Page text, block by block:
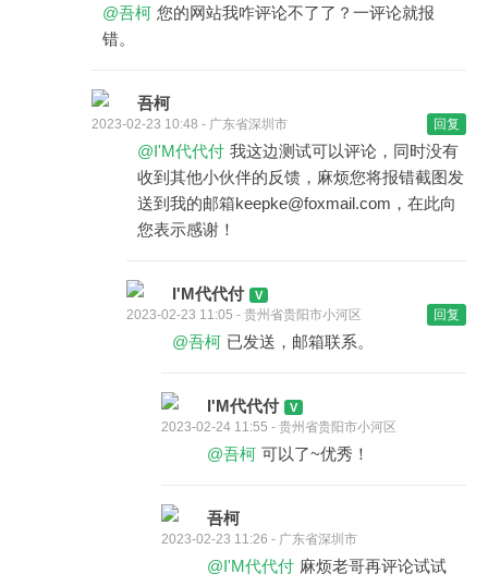
@吾柯 您的网站我咋评论不了了？一评论就报
错。
吾柯
2023-02-23 10:48 - 广东省深圳市 回复
@I'M代代付 我这边测试可以评论，同时没有
收到其他小伙伴的反馈，麻烦您将报错截图发
送到我的邮箱keepke@foxmail.com，在此向
您表示感谢！
I'M代代付
2023-02-23 11:05 - 贵州省贵阳市小河区 回复
@吾柯 已发送，邮箱联系。
I'M代代付
2023-02-24 11:55 - 贵州省贵阳市小河区
@吾柯 可以了~优秀！
吾柯
2023-02-23 11:26 - 广东省深圳市
@I'M代代付 麻烦老哥再评论试试